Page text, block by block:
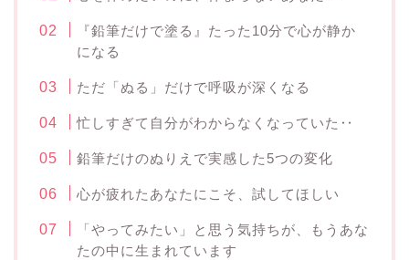
『鉛筆だけで塗る』たった10分で心が静か
になる
ただ「ぬる」だけで呼吸が深くなる
忙しすぎて自分がわからなくなっていた‥
鉛筆だけのぬりえで実感した5つの変化
心が疲れたあなたにこそ、試してほしい
「やってみたい」と思う気持ちが、もうあな
たの中に生まれています